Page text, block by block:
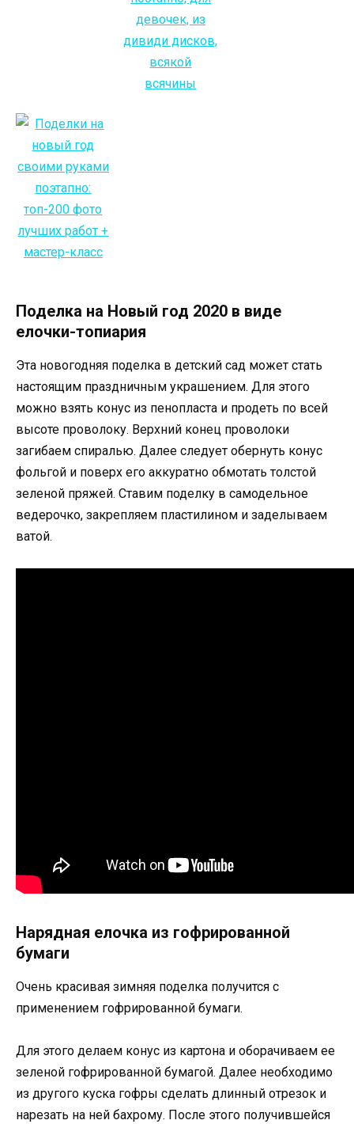
Поделка на Новый год 2020 в виде
елочки-топиария
Эта новогодняя поделка в детский сад может стать
настоящим праздничным украшением. Для этого
можно взять конус из пенопласта и продеть по всей
высоте проволоку. Верхний конец проволоки
загибаем спиралью. Далее следует обернуть конус
фольгой и поверх его аккуратно обмотать толстой
зеленой пряжей. Ставим поделку в самодельное
ведерочко, закрепляем пластилином и заделываем
ватой.
Нарядная елочка из гофрированной
бумаги
Очень красивая зимняя поделка получится с
применением гофрированной бумаги.
Для этого делаем конус из картона и оборачиваем ее
зеленой гофрированной бумагой. Далее необходимо
из другого куска гофры сделать длинный отрезок и
нарезать на ней бахрому. После этого получившейся